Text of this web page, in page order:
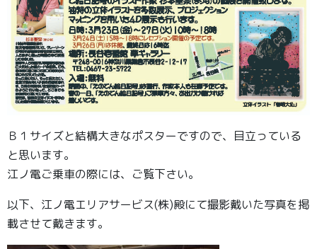
Ｂ１サイズと結構大きなポスターですので、目立っている
と思います。
江ノ電ご乗車の際には、ご覧下さい。
以下、江ノ電エリアサービス(株)殿にて撮影戴いた写真を掲
載させて戴きます。